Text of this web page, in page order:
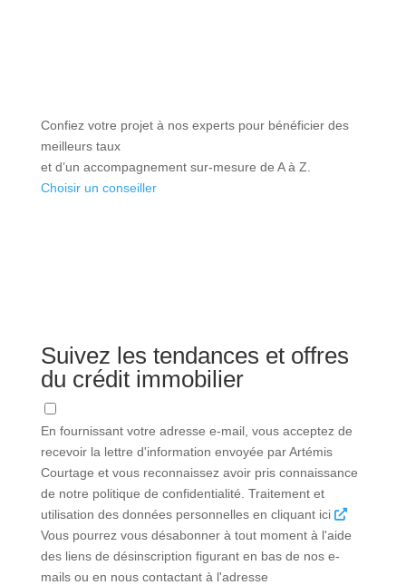
Confiez votre projet à nos experts pour bénéficier des
meilleurs taux
et d’un accompagnement sur-mesure de A à Z.
Choisir un conseiller
Suivez les tendances et offres
du crédit immobilier
En fournissant votre adresse e-mail, vous acceptez de
recevoir la lettre d'information envoyée par Artémis
Courtage et vous reconnaissez avoir pris connaissance
de notre politique de confidentialité. Traitement et
utilisation des données personnelles en cliquant ici
Vous pourrez vous désabonner à tout moment à l'aide
des liens de désinscription figurant en bas de nos e-
mails ou en nous contactant à l'adresse